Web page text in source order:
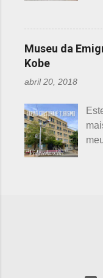
de
um
a
Museu da
Kobe
abril 20, 2018